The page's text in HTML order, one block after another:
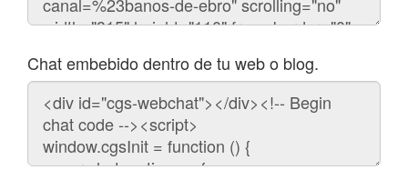
Chat embebido dentro de tu web o blog.
Código
para
embeber
chat